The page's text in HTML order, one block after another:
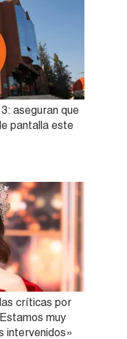
aseguran que
pantalla este
críticas por
muy
intervenidos»